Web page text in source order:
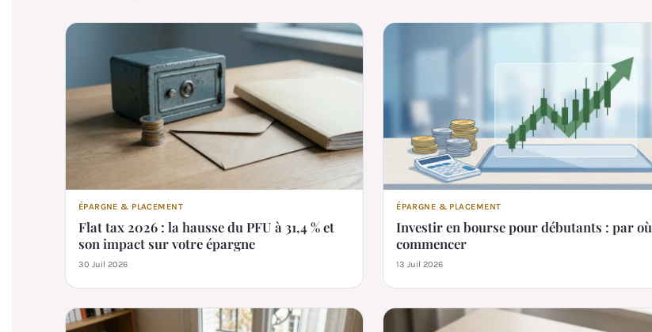
ÉPARGNE & PLACEMENT
Flat tax 2026 : la hausse du PFU à 31,4 % et
son impact sur votre épargne
30 Juil 2026
ÉPARGNE & PLACEMENT
Investir en bourse pour débutants : par où
commencer
13 Juil 2026